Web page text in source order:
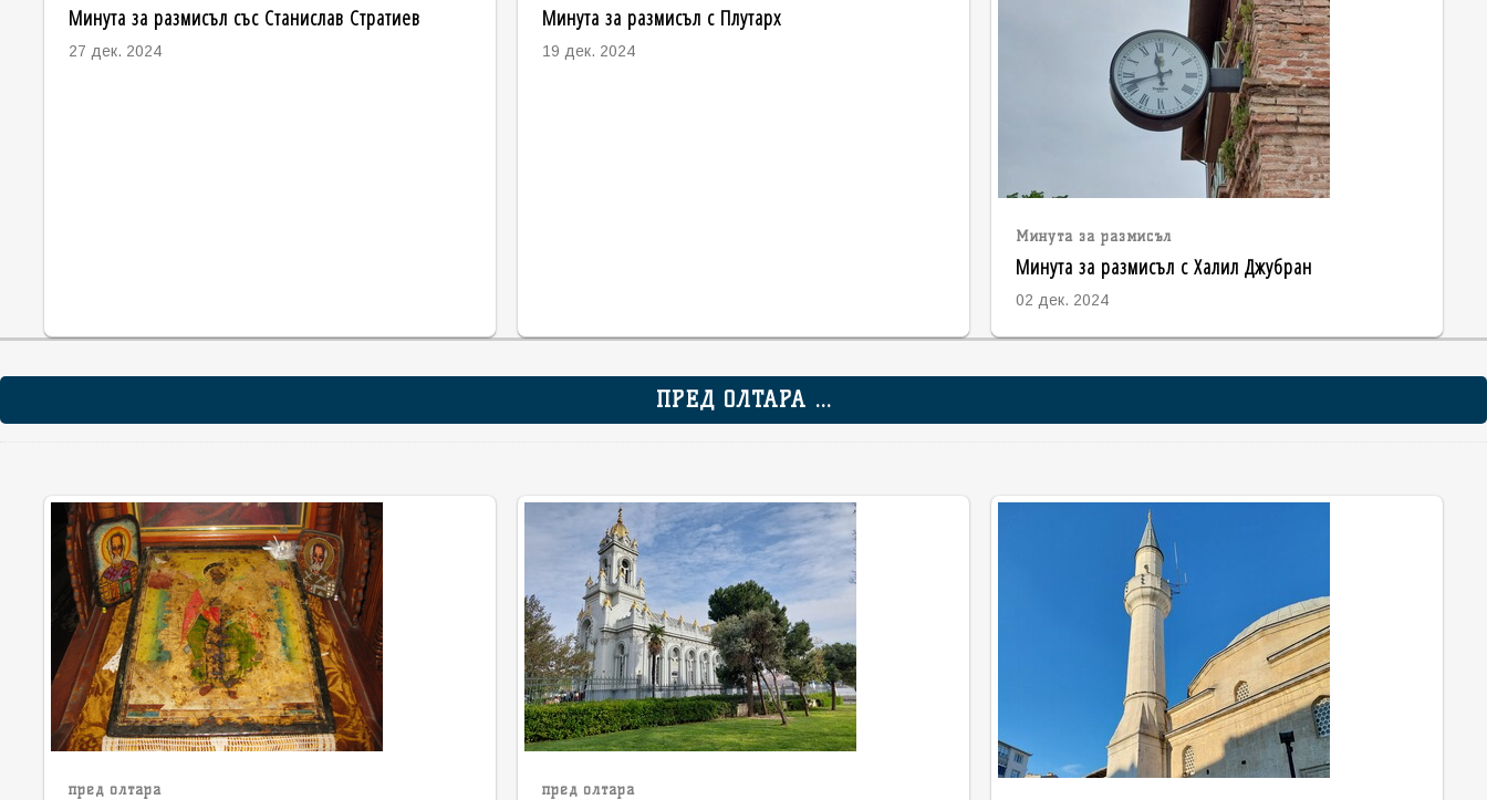
Минута за размисъл със Станислав Стратиев
27 дек. 2024
Минута за размисъл с Плутарх
19 дек. 2024
Минута за размисъл
Минута за размисъл с Халил Джубран
02 дек. 2024
ПРЕД ОЛТАРА ...
пред олтара пред олтара